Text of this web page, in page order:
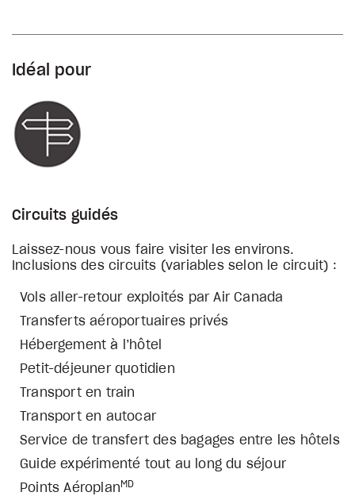
Idéal pour
Circuits guidés
Laissez-nous vous faire visiter les environs.
Inclusions des circuits (variables selon le circuit) :
Vols aller-retour exploités par Air Canada
Transferts aéroportuaires privés
Hébergement à l’hôtel
Petit-déjeuner quotidien
Transport en train
Transport en autocar
Service de transfert des bagages entre les hôtels
Guide expérimenté tout au long du séjour
Points Aéroplan MD